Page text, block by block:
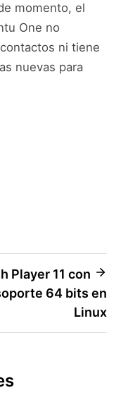
momento, el
One no
ni tiene
nuevas para
Player 11 con
64 bits en
Linux